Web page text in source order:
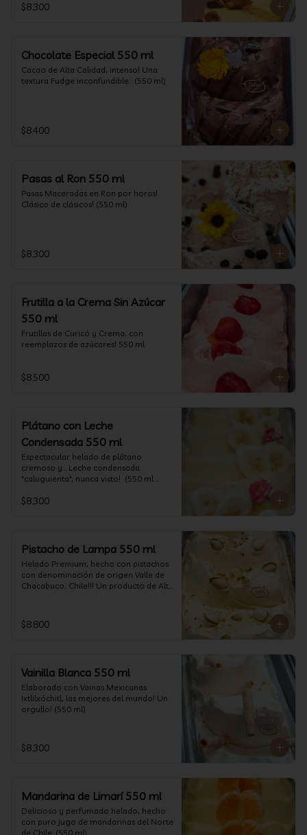
$8.300
Chocolate Especial 550 ml
Cacao de Alta Calidad, intenso! Una
textura Fudge inconfundible.  (550 ml)
$8.400
Pasas al Ron 550 ml
Pasas Maceradas en Ron por horas!
Clásico de clásicos! (550 ml)
$8.300
Frutilla a la Crema Sin Azúcar
550 ml
Frutillas de Curicó y Crema, con
reemplazos de azúcares! 550 ml
$8.500
Plátano con Leche
Condensada 550 ml
Espectacular helado de plátano
cremoso y... Leche condensada
"caluguienta", nunca visto!  (550 ml
$8.300
Pistacho de Lampa 550 ml
Helado Premium, hecho con pistachos
con denominación de origen Valle de
Chacabuco, Chile!!! Un producto de Alta
$8.800
Vainilla Blanca 550 ml
Elaborado con Vainas Mexicanas
Ixtlilxóchitl, las mejores del mundo! Un
orgullo! (550 ml)
$8.300
Mandarina de Limarí 550 ml
Delicioso y perfumado helado, hecho
con puro jugo de mandarinas del Norte
de Chile. (550 ml)